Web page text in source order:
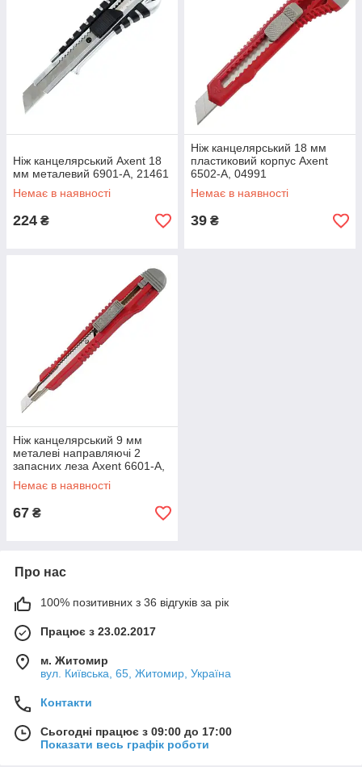
Ніж канцелярський Axent 18
мм металевий 6901-A, 21461
Немає в наявності
224 ₴
Ніж канцелярський 18 мм
пластиковий корпус Axent
6502-A, 04991
Немає в наявності
39 ₴
Ніж канцелярський 9 мм
металеві направляючі 2
запасних леза Axent 6601-A,
04992
Немає в наявності
67 ₴
Про нас
100% позитивних з 36 відгуків за рік
Працює з 23.02.2017
м. Житомир
вул. Київська, 65, Житомир, Україна
Контакти
Сьогодні працює з 09:00 до 17:00
Показати весь графік роботи